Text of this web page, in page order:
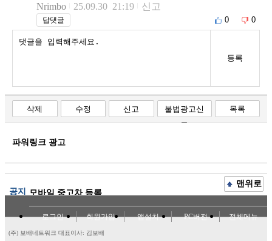
Nrimbo
25.09.30 21:19 신고
답댓글 0 0
등록
삭제 수정 신고
불법광고신
고
목록
파워링크 광고
공지 모바일 중고차 등록
맨위로
로그인 회원가입 앱설치 PC버전 전체메뉴
(주) 보배네트워크 대표이사: 김보배